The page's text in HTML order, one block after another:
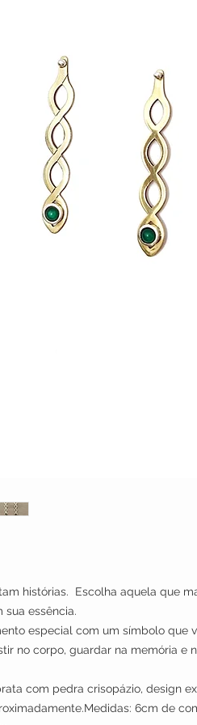
histórias. Escolha aquela que
sua essência.
especial com um símbolo que
no corpo, guardar na memória e
com pedra crisopázio, design
6cm de